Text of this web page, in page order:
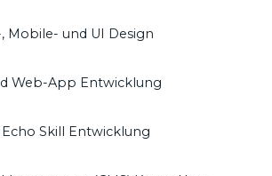
Mobile- und UI Design
Web-App Entwicklung
Skill Entwicklung